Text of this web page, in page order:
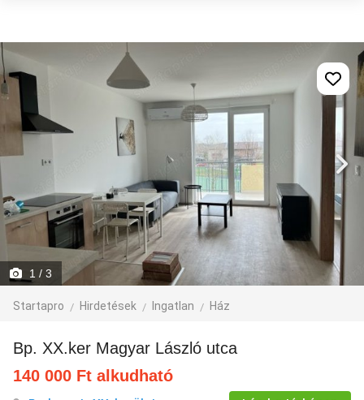
1 / 3
Startapro Hirdetések Ingatlan Ház
Bp. XX.ker Magyar László utca
140 000 Ft alkudható